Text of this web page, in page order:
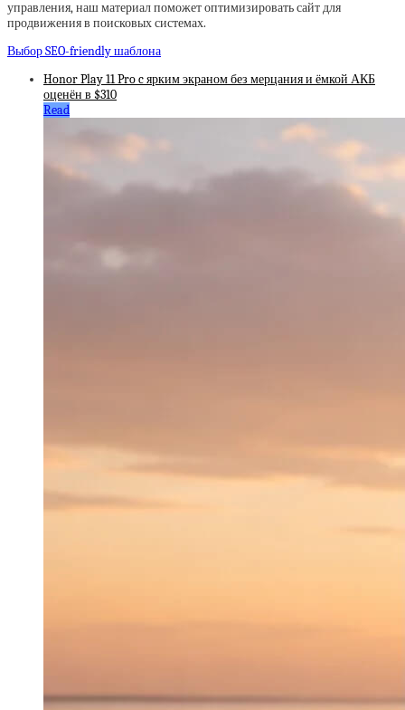
управления, наш материал поможет оптимизировать сайт для
продвижения в поисковых системах.
Выбор SEO-friendly шаблона
Honor Play 11 Pro c ярким экраном без мерцания и ёмкой АКБ
оценён в $310
Read